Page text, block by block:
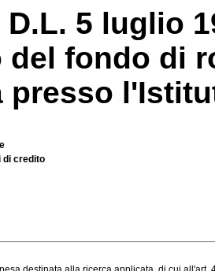
D.L. 5 luglio
del fondo di
presso
di credito